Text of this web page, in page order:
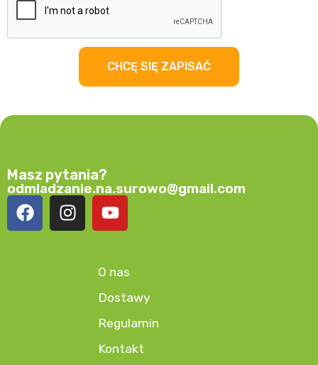
CHCĘ SIĘ ZAPISAĆ
O nas
Dostawy
Regulamin
Kontakt
Masz pytania?
odmladzanie.na.surowo@gmail.com